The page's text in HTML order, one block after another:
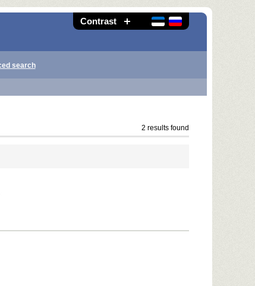
Contrast
search
2 results found